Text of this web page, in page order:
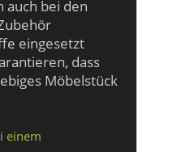
auch bei den
eingesetzt
dass
Möbelstück
einem